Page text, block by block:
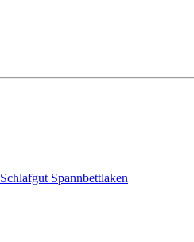
Schlafgut Spannbettlaken